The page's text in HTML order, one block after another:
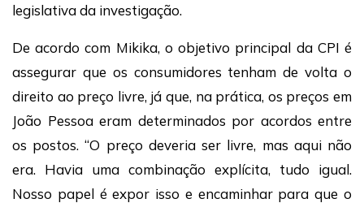
legislativa da investigação.
De acordo com Mikika, o objetivo principal da CPI é
assegurar que os consumidores tenham de volta o
direito ao preço livre, já que, na prática, os preços em
João Pessoa eram determinados por acordos entre
os postos. “O preço deveria ser livre, mas aqui não
era. Havia uma combinação explícita, tudo igual.
Nosso papel é expor isso e encaminhar para que o